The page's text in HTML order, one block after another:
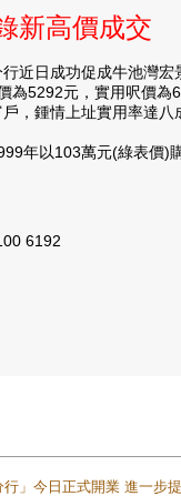
新高價成交
成功促成牛池灣宏景
為5292元，實用呎價
情上址實用率達八成
以103萬元(綠表價)購
6192
」今日正式開業 進一步